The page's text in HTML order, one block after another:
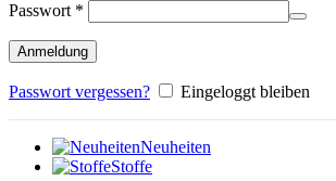
Passwort *
Anmeldung
Passwort vergessen? Eingeloggt bleiben
Neuheiten
Stoffe